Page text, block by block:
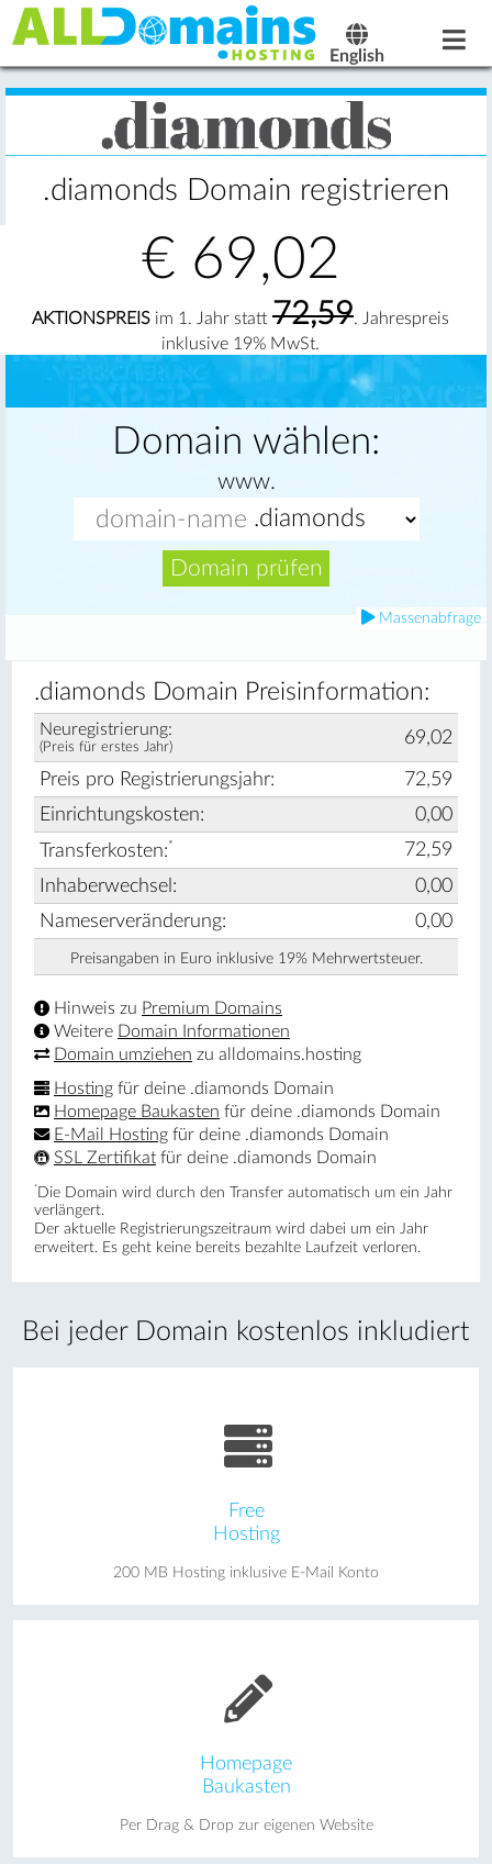
English
.diamonds Domain registrieren
€ 69,02
AKTIONSPREIS im 1. Jahr statt 72,59. Jahrespreis
inklusive 19% MwSt.
Domain wählen:
www.
Domain prüfen
Massenabfrage
Bei jeder Domain kostenlos inkludiert
Free
Hosting
200 MB Hosting inklusive E-Mail Konto
Homepage
Baukasten
Per Drag & Drop zur eigenen Website
.diamonds Domain Preisinformation:
Neuregistrierung:
(Preis für erstes Jahr) 69,02
Preis pro Registrierungsjahr:
72,59
Einrichtungskosten:
0,00
Transferkosten:*
72,59
Inhaberwechsel:
0,00
Nameserveränderung:
0,00
Preisangaben in Euro inklusive 19% Mehrwertsteuer.
Hinweis zu Premium Domains
Weitere Domain Informationen
Domain umziehen zu alldomains.hosting
Hosting für deine .diamonds Domain
Homepage Baukasten für deine .diamonds Domain
E-Mail Hosting für deine .diamonds Domain
SSL Zertifikat für deine .diamonds Domain
* Die Domain wird durch den Transfer automatisch um ein Jahr
verlängert.
Der aktuelle Registrierungs­zeitraum wird dabei um ein Jahr
erweitert. Es geht keine bereits bezahlte Laufzeit verloren.